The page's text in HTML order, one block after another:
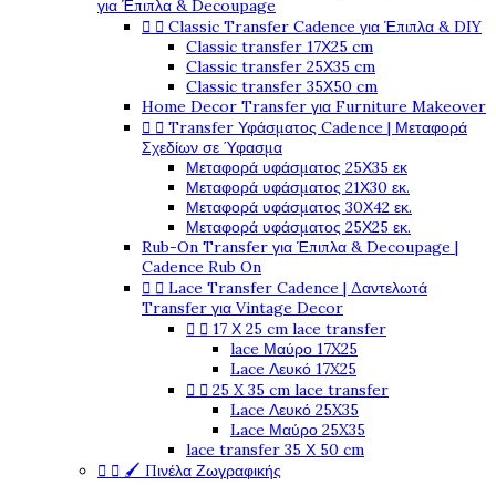
για Έπιπλα & Decoupage
  Classic Transfer Cadence για Έπιπλα & DIY
Classic transfer 17Χ25 cm
Classic transfer 25Χ35 cm
Classic transfer 35Χ50 cm
Home Decor Transfer για Furniture Makeover
  Transfer Υφάσματος Cadence | Μεταφορά
Σχεδίων σε Ύφασμα
Μεταφορά υφάσματος 25Χ35 εκ
Μεταφορά υφάσματος 21Χ30 εκ.
Μεταφορά υφάσματος 30Χ42 εκ.
Μεταφορά υφάσματος 25Χ25 εκ.
Rub-On Transfer για Έπιπλα & Decoupage |
Cadence Rub On
  Lace Transfer Cadence | Δαντελωτά
Transfer για Vintage Decor
  17 Χ 25 cm lace transfer
lace Μαύρο 17X25
Lace Λευκό 17X25
  25 X 35 cm lace transfer
Lace Λευκό 25X35
Lace Μαύρο 25X35
lace transfer 35 Χ 50 cm
  🖌️ Πινέλα Ζωγραφικής